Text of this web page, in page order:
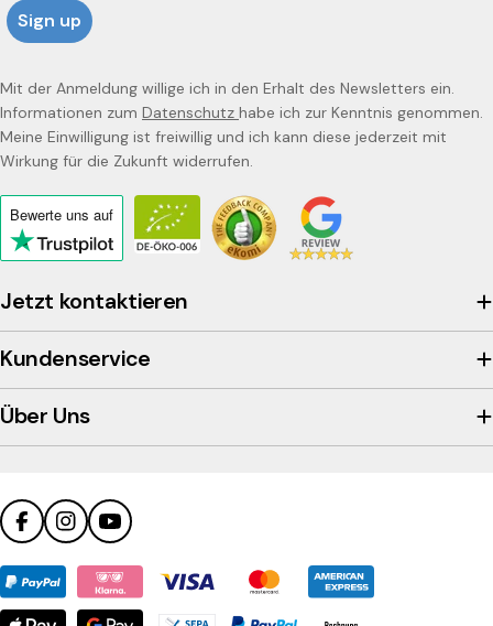
Jetzt kontaktieren
Kundenservice
Über Uns
Sign up
Mit der Anmeldung willige ich in den Erhalt des Newsletters ein.
Informationen zum Datenschutz habe ich zur Kenntnis genommen.
Meine Einwilligung ist freiwillig und ich kann diese jederzeit mit
Wirkung für die Zukunft widerrufen.
Bewerte uns auf
Click
to
view
the
company's
Trustpilot
profile
FacebookInstagramYouTube
Zahlungsmethoden